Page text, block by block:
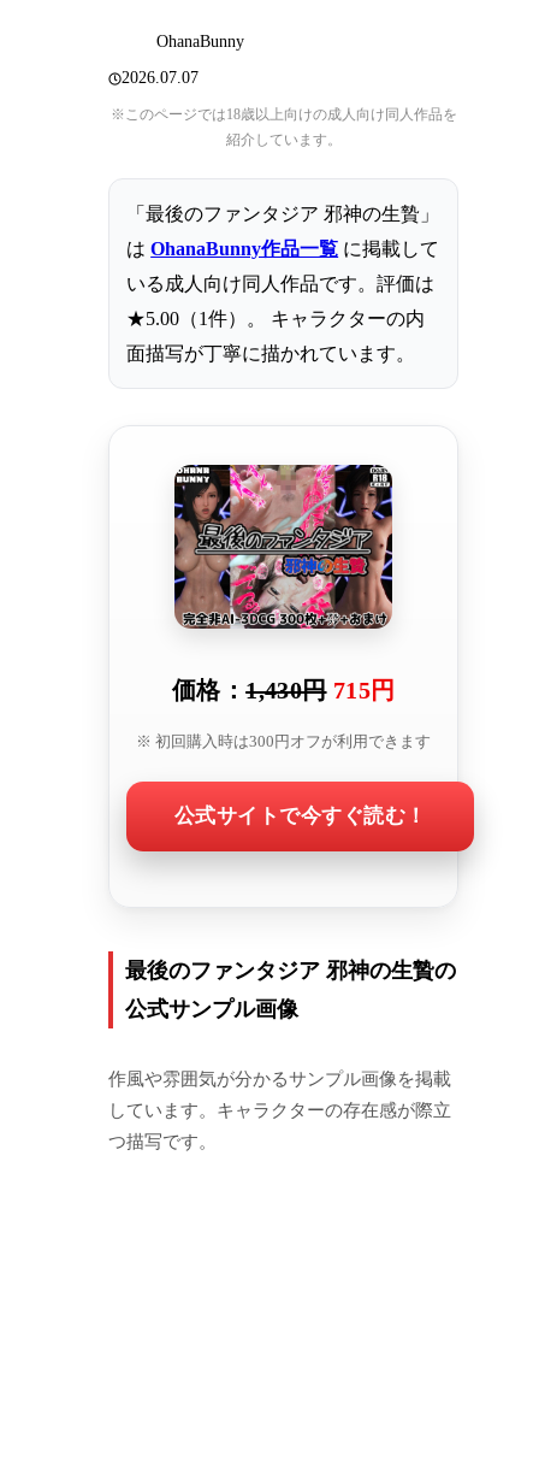
OhanaBunny
2026.07.07
※このページでは18歳以上向けの成人向け同人作品を
紹介しています。
「最後のファンタジア 邪神の生贄」
はOhanaBunny作品一覧 に掲載して
いる成人向け同人作品です。評価は
★5.00（1件）。 キャラクターの内
面描写が丁寧に描かれています。
価格：1,430円 715円
※ 初回購入時は300円オフが利用できます
公式サイトで今すぐ読む！
最後のファンタジア 邪神の生贄の
公式サンプル画像
作風や雰囲気が分かるサンプル画像を掲載
しています。キャラクターの存在感が際立
つ描写です。